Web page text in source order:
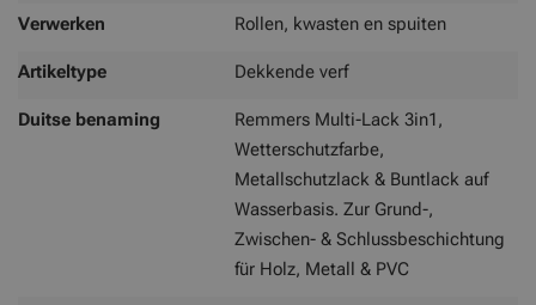
Verwerken Rollen, kwasten en spuiten
Artikeltype Dekkende verf
Duitse benaming
Remmers Multi-Lack 3in1,
Wetterschutzfarbe,
Metallschutzlack & Buntlack auf
Wasserbasis. Zur Grund-,
Zwischen- & Schlussbeschichtung
für Holz, Metall & PVC